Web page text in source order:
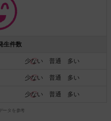
生件数
少ない 普通 多い
少ない 普通 多い
少ない 普通 多い
ータを参考